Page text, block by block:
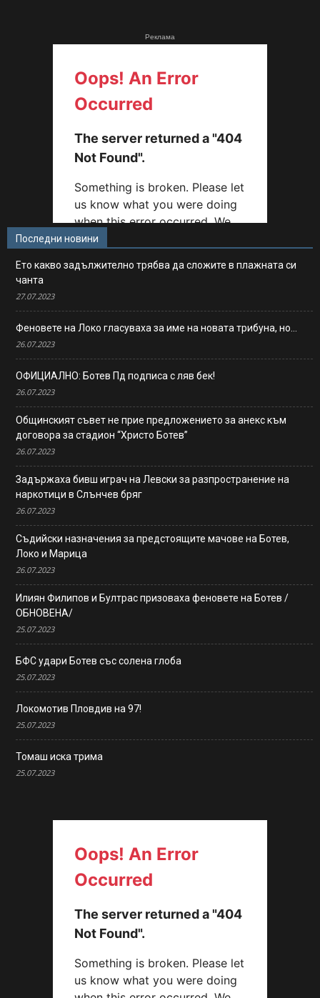
Реклама
Последни новини
Ето какво задължително трябва да сложите в плажната си
чанта
27.07.2023
Феновете на Локо гласуваха за име на новата трибуна, но…
26.07.2023
ОФИЦИАЛНО: Ботев Пд подписа с ляв бек!
26.07.2023
Общинският съвет не прие предложението за анекс към
договора за стадион “Христо Ботев”
26.07.2023
Задържаха бивш играч на Левски за разпространение на
наркотици в Слънчев бряг
26.07.2023
Съдийски назначения за предстоящите мачове на Ботев,
Локо и Марица
26.07.2023
Илиян Филипов и Бултрас призоваха феновете на Ботев /
ОБНОВЕНА/
25.07.2023
БФС удари Ботев със солена глоба
25.07.2023
Локомотив Пловдив на 97!
25.07.2023
Томаш иска трима
25.07.2023